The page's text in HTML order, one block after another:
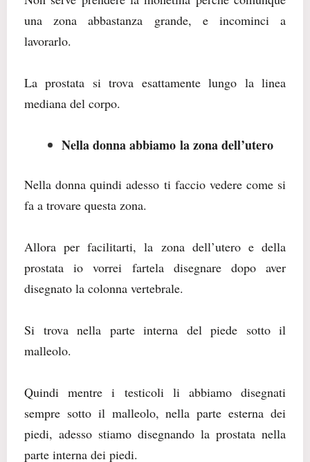
una zona abbastanza grande, e incominci a
lavorarlo.
La prostata si trova esattamente lungo la linea
mediana del corpo.
Nella donna abbiamo la zona dell’utero
Nella donna quindi adesso ti faccio vedere come si
fa a trovare questa zona.
Allora per facilitarti, la zona dell’utero e della
prostata io vorrei fartela disegnare dopo aver
disegnato la colonna vertebrale.
Si trova nella parte interna del piede sotto il
malleolo.
Quindi mentre i testicoli li abbiamo disegnati
sempre sotto il malleolo, nella parte esterna dei
piedi, adesso stiamo disegnando la prostata nella
parte interna dei piedi.